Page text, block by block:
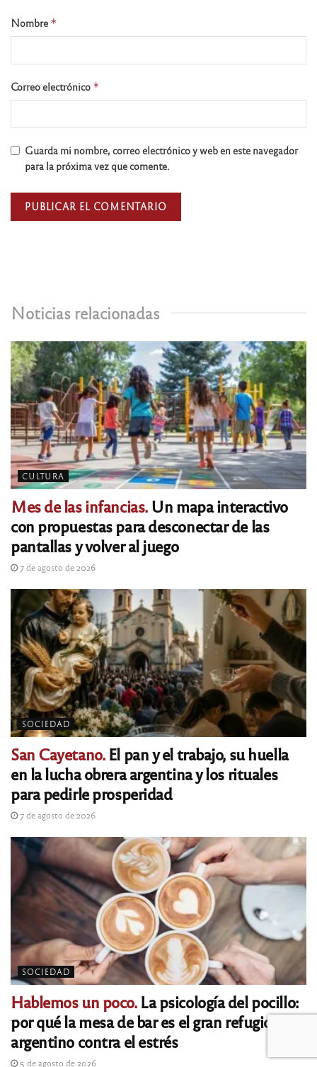
Noticias relacionadas
CULTURA
Mes de las infancias.Un mapa interactivo
con propuestas para desconectar de las
pantallas y volver al juego
7 de agosto de 2026
SOCIEDAD
San Cayetano.El pan y el trabajo, su huella
en la lucha obrera argentina y los rituales
para pedirle prosperidad
7 de agosto de 2026
SOCIEDAD
Hablemos un poco.La psicología del pocillo:
por qué la mesa de bar es el gran refugio
argentino contra el estrés
5 de agosto de 2026
Nombre *
Correo electrónico *
Guarda mi nombre, correo electrónico y web en este navegador
para la próxima vez que comente.